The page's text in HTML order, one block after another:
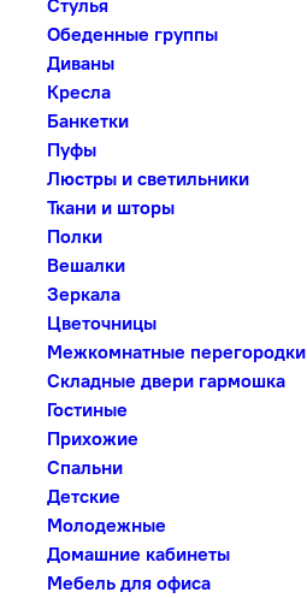
Стулья
Обеденные группы
Диваны
Кресла
Банкетки
Пуфы
Люстры и светильники
Ткани и шторы
Полки
Вешалки
Зеркала
Цветочницы
Межкомнатные перегородки
Складные двери гармошка
Гостиные
Прихожие
Спальни
Детские
Молодежные
Домашние кабинеты
Мебель для офиса